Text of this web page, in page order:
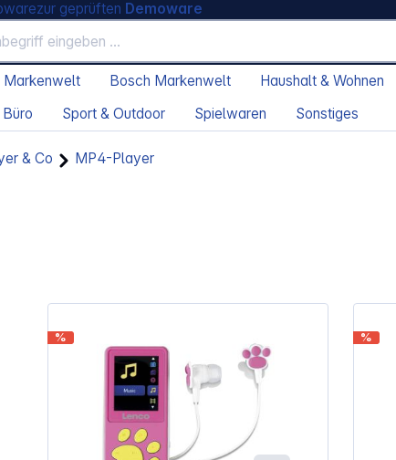
zur geprüften Demoware
Markenwelt Bosch Markenwelt Haushalt & Wohnen
Sport & Outdoor Spielwaren Sonstiges
& Co MP4-Player
% %